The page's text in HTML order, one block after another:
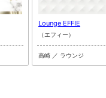
Lounge EFFIE
（エフィー）
高崎 ／ ラウンジ